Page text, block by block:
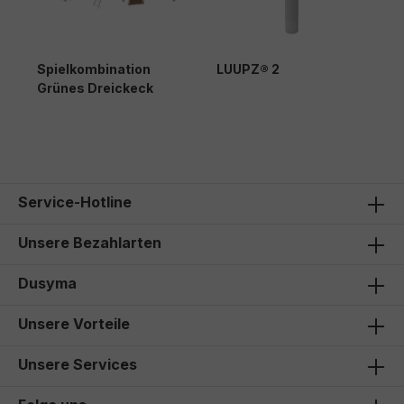
Spielkombination
Grünes Dreickeck
LUUPZ® 2
Service-Hotline
Unsere Bezahlarten
Dusyma
Unsere Vorteile
Unsere Services